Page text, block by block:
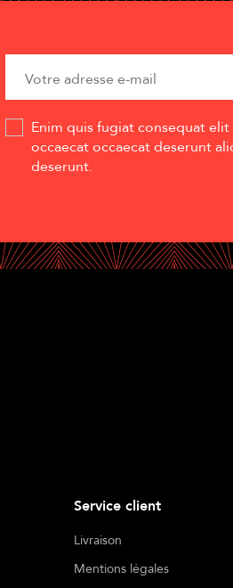
Enim quis fugiat consequat
occaecat occaecat deserunt
deserunt.
Service client
Livraison
Mentions légales